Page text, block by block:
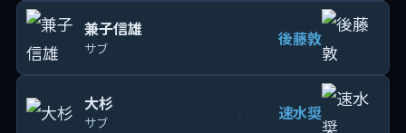
兼子信雄
サブ 後藤敦
大杉
サブ 速水奨